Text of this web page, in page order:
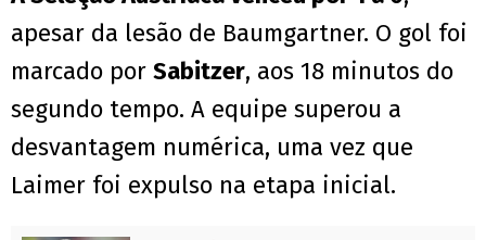
apesar da lesão de Baumgartner. O gol foi
marcado por Sabitzer, aos 18 minutos do
segundo tempo. A equipe superou a
desvantagem numérica, uma vez que
Laimer foi expulso na etapa inicial.